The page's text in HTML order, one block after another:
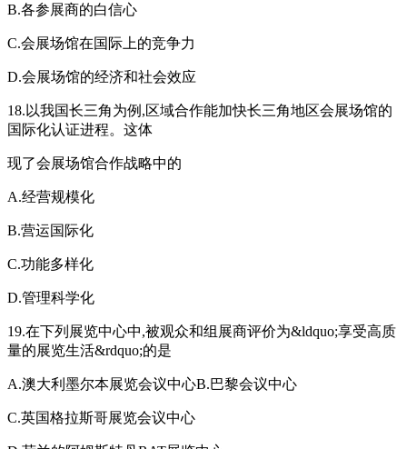
B.各参展商的白信心
C.会展场馆在国际上的竞争力
D.会展场馆的经济和社会效应
18.以我国长三角为例,区域合作能加快长三角地区会展场馆的
国际化认证进程。这体
现了会展场馆合作战略中的
A.经营规模化
B.营运国际化
C.功能多样化
D.管理科学化
19.在下列展览中心中,被观众和组展商评价为&ldquo;享受高质
量的展览生活&rdquo;的是
A.澳大利墨尔本展览会议中心B.巴黎会议中心
C.英国格拉斯哥展览会议中心